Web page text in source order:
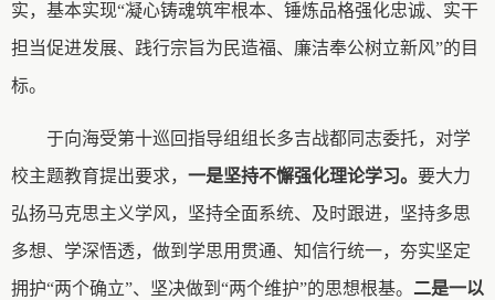
实，基本实现“凝心铸魂筑牢根本、锤炼品格强化忠诚、实干
担当促进发展、践行宗旨为民造福、廉洁奉公树立新风”的目
标。
于向海受第十巡回指导组组长多吉战都同志委托，对学
校主题教育提出要求， 一是坚持不懈强化理论学习。 要大力
弘扬马克思主义学风，坚持全面系统、及时跟进，坚持多思
多想、学深悟透，做到学思用贯通、知信行统一，夯实坚定
拥护“两个确立”、坚决做到“两个维护”的思想根基。 二是一以